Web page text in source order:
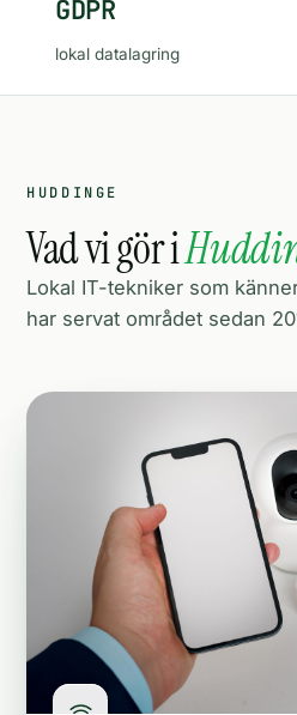
GDPR
lokal datalagring
HUDDINGE
Vad vi gör i
Lokal IT-tekniker som
har servat området sedan